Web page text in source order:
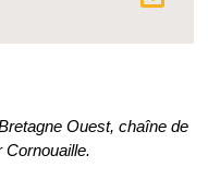
Ouest, chaîne de
Cornouaille.